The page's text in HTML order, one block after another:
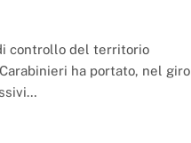
controllo del territorio
ha portato, nel giro